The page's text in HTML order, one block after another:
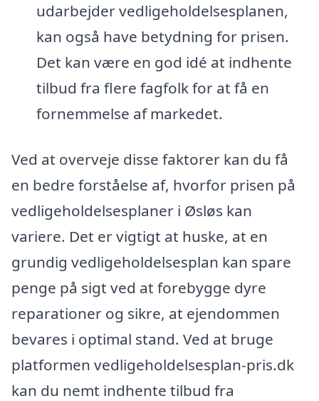
udarbejder vedligeholdelsesplanen,
kan også have betydning for prisen.
Det kan være en god idé at indhente
tilbud fra flere fagfolk for at få en
fornemmelse af markedet.
Ved at overveje disse faktorer kan du få
en bedre forståelse af, hvorfor prisen på
vedligeholdelsesplaner i Øsløs kan
variere. Det er vigtigt at huske, at en
grundig vedligeholdelsesplan kan spare
penge på sigt ved at forebygge dyre
reparationer og sikre, at ejendommen
bevares i optimal stand. Ved at bruge
platformen vedligeholdelsesplan-pris.dk
kan du nemt indhente tilbud fra